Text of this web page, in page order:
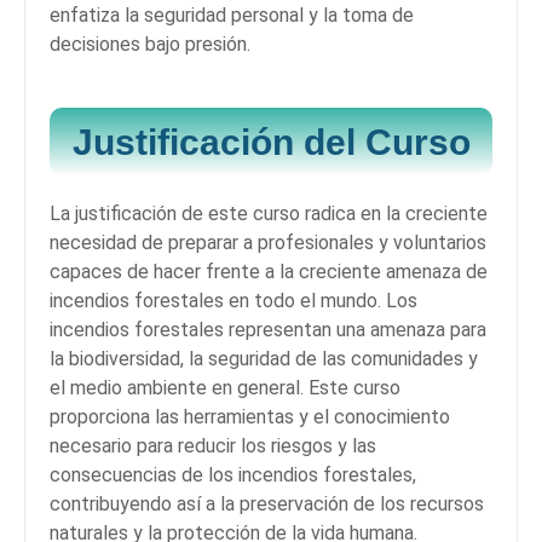
enfatiza la seguridad personal y la toma de
decisiones bajo presión.
Justificación del Curso
La justificación de este curso radica en la creciente
necesidad de preparar a profesionales y voluntarios
capaces de hacer frente a la creciente amenaza de
incendios forestales en todo el mundo. Los
incendios forestales representan una amenaza para
la biodiversidad, la seguridad de las comunidades y
el medio ambiente en general. Este curso
proporciona las herramientas y el conocimiento
necesario para reducir los riesgos y las
consecuencias de los incendios forestales,
contribuyendo así a la preservación de los recursos
naturales y la protección de la vida humana.